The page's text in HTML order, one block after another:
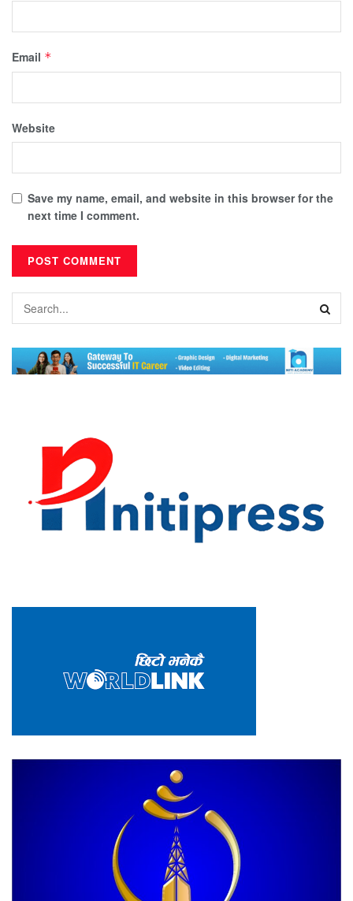
Email *
Website
Save my name, email, and website in this browser for the
next time I comment.